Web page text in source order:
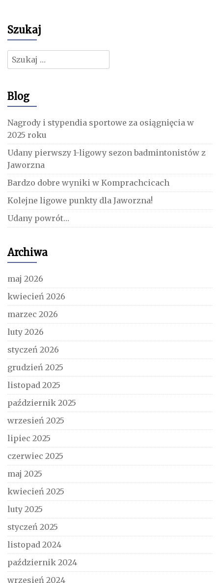
Szukaj
Szukaj:
Blog
Nagrody i stypendia sportowe za osiągnięcia w
2025 roku
Udany pierwszy 1-ligowy sezon badmintonistów z
Jaworzna
Bardzo dobre wyniki w Komprachcicach
Kolejne ligowe punkty dla Jaworzna!
Udany powrót…
Archiwa
maj 2026
kwiecień 2026
marzec 2026
luty 2026
styczeń 2026
grudzień 2025
listopad 2025
październik 2025
wrzesień 2025
lipiec 2025
czerwiec 2025
maj 2025
kwiecień 2025
luty 2025
styczeń 2025
listopad 2024
październik 2024
wrzesień 2024